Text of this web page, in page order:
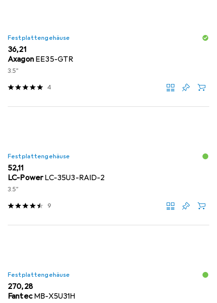
Festplattengehäuse
EUR
36,21
Axagon EE35-GTR
3.5"
4
Festplattengehäuse
EUR
52,11
LC-PowerLC-35U3-RAID-2
3.5"
9
Festplattengehäuse
EUR
270,28
Fantec MB-X5U31H